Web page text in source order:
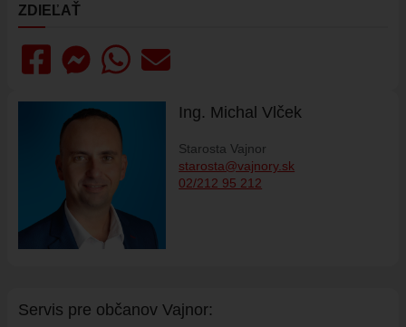
VAJNORSKÁ PODPORNÁ SPOLOČNOSŤ
PROTIPOŽIARNA OCHRANA
ROZVOJOVÉ LOKALITY
PARTICIPATÍVNY ROZPOČET
O VAJNOROCH
HISTÓRIA VAJNOR
VAJNORSKÉ NOVINKY
ZDIEĽAŤ
Ing. Michal Vlček
Starosta Vajnor
starosta@vajnory.sk
02/212 95 212
Servis pre občanov Vajnor: